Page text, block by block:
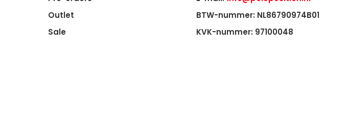
Outlet
Sale
BTW-nummer: NL86790974B01
KVK-nummer: 97100048